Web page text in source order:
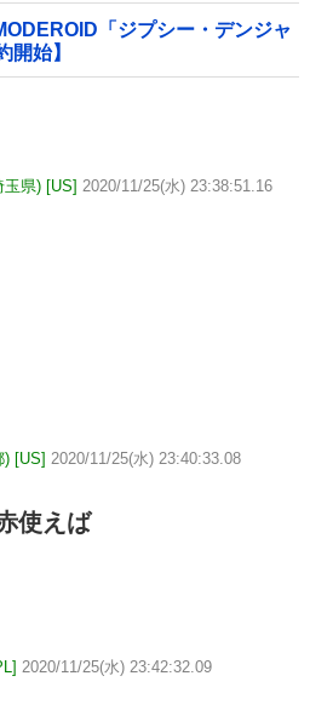
「ジプシー・デンジャ
開始】
玉県) [US] 2020/11/25(水) 23:38:51.16
) [US] 2020/11/25(水) 23:40:33.08
使えば
2020/11/25(水) 23:42:32.09